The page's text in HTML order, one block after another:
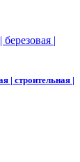
| строительная |